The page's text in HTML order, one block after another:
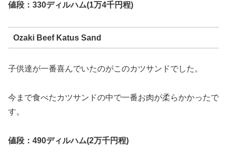
値段：330ディルハム(1万4千円程)
Ozaki Beef Katus Sand
子供達が一番喜んでいたのがこのカツサンドでした。
今まで食べたカツサンドの中で一番お肉が柔らかかったで
す。
値段：490ディルハム(2万千円程)